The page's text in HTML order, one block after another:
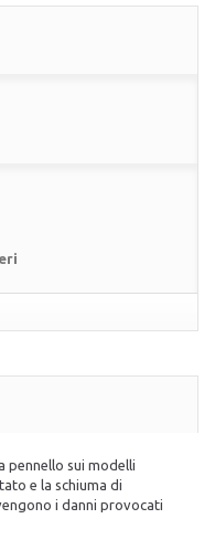
pennello sui modelli
e la schiuma di
i danni provocati